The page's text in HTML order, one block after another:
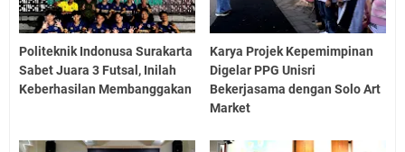
Politeknik Indonusa Surakarta
Sabet Juara 3 Futsal, Inilah
Keberhasilan Membanggakan
Karya Projek Kepemimpinan
Digelar PPG Unisri
Bekerjasama dengan Solo Art
Market